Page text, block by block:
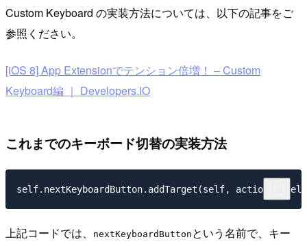
Custom Keyboard の実装方法については、以下の記事をご
参照ください。
[iOS 8] App Extensionでテンション倍増！ – Custom
Keyboard編 ｜ Developers.IO
これまでのキーボード切替の実装方法
上記コードでは、 nextKeyboardButton という名前で、キー